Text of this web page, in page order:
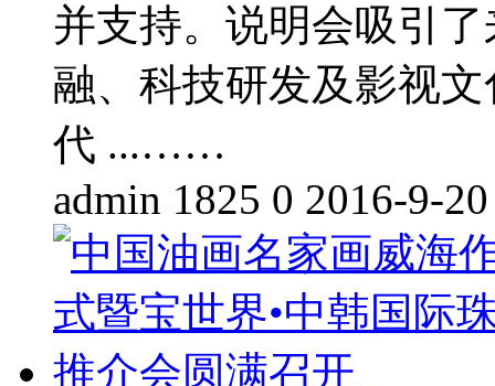
并支持。说明会吸引
融、科技研发及影视
代 ...……
admin 1825 0 2016-9-